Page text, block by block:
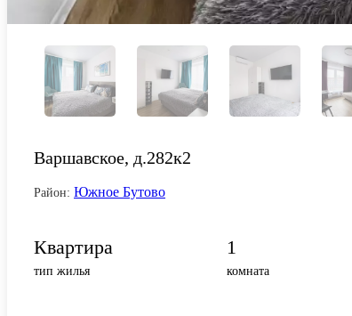
Варшавское, д.282к2
Район: Южное Бутово
Квартира
тип жилья
1
комната